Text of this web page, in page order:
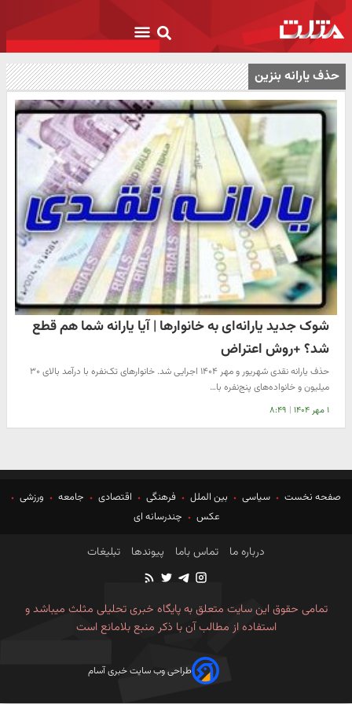
حذف یارانه بنزین
شوک جدید یارانه‌ای به خانوارها | آیا یارانه شما هم قطع
شد؟ +روش اعتراض
حذف یارانه نقدی شهریور و مهر ۱۴۰۴ اجرایی شد. خانوارهای تک‌نفره با درآمد بالای ۳۰
میلیون و خانواده‌های پنج‌نفره با…
۱ مهر ۱۴۰۴ | ۸:۴۹
صفحه نخست سیاسی بین الملل فرهنگی اقتصادی جامعه
ورزشی
عکس
چندرسانه ای
درباره ما تماس باما پیوندها تبلیغات
تمامی حقوق این سایت متعلق به پایگاه خبری تحلیلی مثلث میباشد و
استفاده از مطالب آن با ذکر منبع بلامانع است
طراحی وب سایت خبری آسام